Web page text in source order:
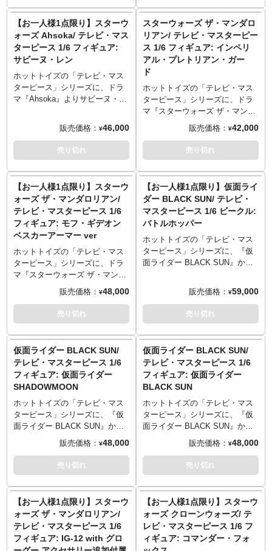
とさせていただきますのでご注
意ください。
※こちらの商品はお一人様1点ま
でのご予約・注文とさせていた
だきます。お一人様で複数のご
予約、同住所でのご予約・注文
が確認されましたらキャンセル
とさせていただきますのでご注
意ください。
なアクションシーンのディスプ
レイ演出が可能。
予約、同住所でのご予約・注文
が確認されましたらキャンセル
とさせていただきますのでご注
意ください。
不気味な赤い目は、眼球可動ギ
ミックを搭載。ゴールドの肩章
があしらわれた帝国軍ユニフォ
ームは、質感やディテールにこ
だわり、細部に至るまで精巧な
仕上がりに。ベルトのホルスタ
ーに収納可能なブラスター・ピ
ストル、データパッド、スタ
ー・デストロイヤーのホログラ
れたベースを使い、劇中のさま
ざまなシチュエーションでのデ
ィスプレイが可能。
でのご予約・注文とさせていた
だきます。お一人様で複数のご
予約、同住所でのご予約・注文
が確認されましたらキャンセル
とさせていただきますのでご注
意ください。
となったドレッド風ヘアを持つ
頭部は、顎パーツの差し替え
も。お好みで着脱可能できるマ
スクには、LEDによるライトア
ップを搭載。プレデター特有の
大型で筋肉質なボディは、爬虫
類や両生類を思わせる皮膚感を
塗装にて再現。原始的デザイン
の腰巻きや両腕に装備されたガ
ントレットなど、細部に至るま
ントレットにそれぞれ取り付け
可能なシールドとリストブレイ
ド、槍2種（展開、収納）、鞭、
カプセルバックパック、腰巻き
に取り付けられる骸骨、多彩な
差し替え用ハンドパーツ、斧が
刺さった丸太などが配置された
ジオラマ台座を使い、さまざま
な戦闘シーンが演出可能。
【お一人様1点限り】スターウ
ォーズ Ahsoka/ テレビ・マス
ターピース 1/6 フィギュア:
サビーヌ・レン
ホットトイズの「テレビ・マス
ターピース」シリーズに、ドラ
マ『Ahsoka』よりサビーヌ・レ
上可動のフィギュアとして立体
化。頭部はレンジファインダー
可動のヘルメット装着タイプ、
ームは独自デザインのベスカー
アーマーにインナースーツ、ガ
ントレット、ユーティリティベ
ルトなど、質感やディテールに
こだわり、ウェザリングを追加
するなど、細部に至るまで精巧
な仕上がり。ライトセーバー2種
（USBによるLEDライト搭載タ
ーに収納可能なブラスターライ
フル2丁、「エズラ・ブリッジャ
ー」ホログラムのミニフィギュ
＝キャット、床面が造形された
台座、多彩な差し替え用ハンド
パーツと併せ、劇中のさまざま
なシーンが再現可能。
※こちらの商品はお一人様1点ま
でのご予約・注文とさせていた
だきます。お一人様で複数のご
予約、同住所でのご予約・注文
とさせていただきますのでご注
意ください。
販売価格： ¥46,000
売り切れ
スターウォーズ ザ・マンダロ
リアン/ テレビ・マスターピー
ス 1/6 フィギュア: インペリ
アル・プレトリアン・ガー
ド
ホットトイズの「テレビ・マス
ターピース」シリーズに、ドラ
マ『スターウォーズ ザ・マンダ
ロリアン』よりインペリアル・
プレトリアン・ガードがライン
ナップ。劇中の姿を、全高約31
センチ、30箇所以上可動のフィ
一されたコスチュームは、ヘル
メットや甲冑、アンダースーツ
など、質感やディテールにこだ
わり、光沢感を表現した塗装、
細部に至るまで精巧な仕上がり
に。分割可能なダブルブレー
ド、ヘビーブレード、ワイヤー
内蔵チェーンウィップ、多彩な
すれば、劇中のさまざまなシー
ンが再現可能。
販売価格： ¥42,000
売り切れ
【お一人様1点限り】スターウ
ォーズ ザ・マンダロリアン/
テレビ・マスターピース 1/6
フィギュア: モフ・ギデオン
ベスカーアーマー ver
ホットトイズの「テレビ・マス
ターピース」シリーズに、ドラ
マ『スターウォーズ ザ・マンダ
ロリアン』よりベスカーアーマ
ー装備のモフ・ギデオンがライ
ンナップ。ジャンカルロ・エス
ポジート演じるモフ・ギデオン
立体化。頭部はヘルメット装
着、眼球可動ギミック搭載の素
顔の計2種（新規造型）が付属
し、差し替えが可能。ベスカー
製として新たに装備したアーマ
ーは、光沢感のある装甲やガン
トレット、細かいラインの入っ
ディテールにこだわり、細部に
至るまで精巧な仕上がりに。エ
レクトロスタッフはエフェクト
イプと、折りたたんだ状態にな
るタイプの2種を用意。その他に
は腰ホルスターに収納可能なブ
ラスター・ピストル、ガントレ
ット用グラップリング・フック
販売価格： ¥48,000
売り切れ
【お一人様1点限り】仮面ライ
ダー BLACK SUN/ テレビ・
マスターピース 1/6 ビークル:
バトルホッパー
ホットトイズの「テレビ・マス
ターピース」シリーズに、『仮
面ライダー BLACK SUN』から
全長約37センチのビークルとし
て立体化。バッタをモチーフに
したデザインのフロント、メー
たゴム製のタイヤ、特徴的なエ
ンジンフレームや排気口、バネ
が動くスプリング、金属感や細
かな傷などのウェザリングな
ど、質感やディテールにこだわ
り、細部に至るまで精巧な仕上
がりに。バイタルライト、ヘッ
LEDライトアップを搭載。ハン
ドルとタイヤは角度の調節が可
能で、専用スタンドを使い、お
可能。
※こちらの商品はお一人様1点ま
でのご予約・注文とさせていた
だきます。お一人様で複数のご
予約、同住所でのご予約・注文
販売価格： ¥59,000
売り切れ
仮面ライダー BLACK SUN/
テレビ・マスターピース 1/6
フィギュア: 仮面ライダー
SHADOWMOON
ホットトイズの「テレビ・マス
ターピース」シリーズに、『仮
面ライダー BLACK SUN』から
シャドームーンがラインナッ
プ。劇中の姿を、全高約32セン
チ、30箇所以上可動のフィギュ
アとして立体化。複眼状のシャ
額のアラームポイント、シルバ
ーのクラッシャーなど、トノサ
マバッタをモチーフとした頭部
を忠実に再現。関節がシームレ
スのボディ素体に加え、鋭利な
販売価格： ¥48,000
売り切れ
仮面ライダー BLACK SUN/
テレビ・マスターピース 1/6
フィギュア: 仮面ライダー
BLACK SUN
ホットトイズの「テレビ・マス
ターピース」シリーズに、『仮
面ライダー BLACK SUN』から
ブラックサンがラインナップ。
劇中の姿を、全高約32センチ、
30箇所以上可動のフィギュアと
して立体化。複眼状のブラック
アラームポイント、シルバーの
クラッシャーなど、トノサマバ
ッタをモチーフとした頭部を忠
実に再現。関節がシームレスの
ボディ素体に加え、鋭利な棘を
販売価格： ¥48,000
売り切れ
【お一人様1点限り】スターウ
ォーズ ザ・マンダロリアン/
テレビ・マスターピース 1/6
フィギュア: IG-12 with グロ
【お一人様1点限り】スターウ
ォーズ クローンウォーズ/ テ
レビ・マスターピース 1/6 フ
ィギュア: コマンダー・フォ